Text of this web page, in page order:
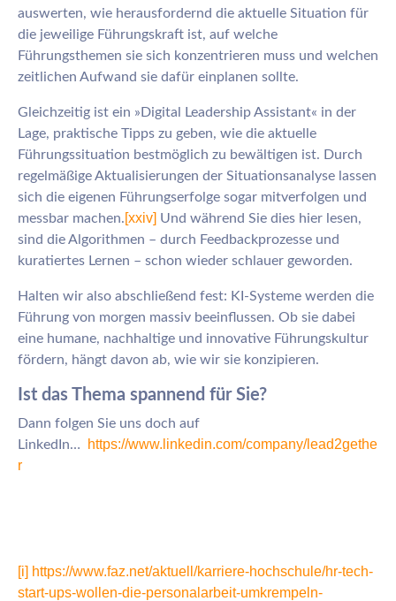
auswerten, wie herausfordernd die aktuelle Situation für
die jeweilige Führungskraft ist, auf welche
Führungsthemen sie sich konzentrieren muss und welchen
zeitlichen Aufwand sie dafür einplanen sollte.
Gleichzeitig ist ein »Digital Leadership Assistant« in der
Lage, praktische Tipps zu geben, wie die aktuelle
Führungssituation bestmöglich zu bewältigen ist. Durch
regelmäßige Aktualisierungen der Situationsanalyse lassen
sich die eigenen Führungserfolge sogar mitverfolgen und
messbar machen.[xxiv] Und während Sie dies hier lesen,
sind die Algorithmen – durch Feedbackprozesse und
kuratiertes Lernen – schon wieder schlauer geworden.
Halten wir also abschließend fest: KI-Systeme werden die
Führung von morgen massiv beeinflussen. Ob sie dabei
eine humane, nachhaltige und innovative Führungskultur
fördern, hängt davon ab, wie wir sie konzipieren.
Ist das Thema spannend für Sie?
Dann folgen Sie uns doch auf
LinkedIn…
https://www.linkedin.com/company/lead2gethe
r
[i] https://www.faz.net/aktuell/karriere-hochschule/hr-tech-
start-ups-wollen-die-personalarbeit-umkrempeln-